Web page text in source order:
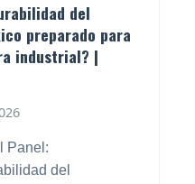
del
preparado para
industrial? |
Panel:
del